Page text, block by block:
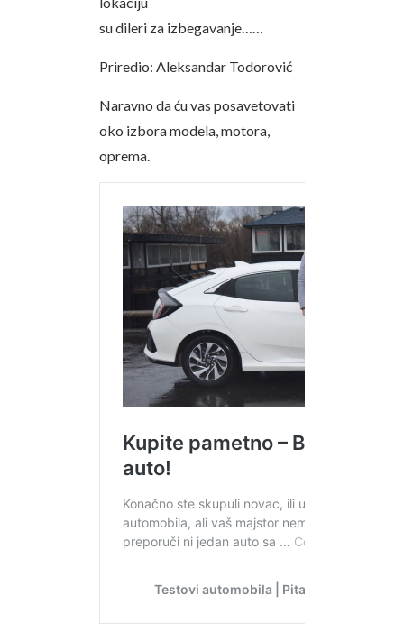
su dileri za izbegavanje……
Priredio: Aleksandar Todorović
Naravno da ću vas posavetovati
oko izbora modela, motora,
oprema.